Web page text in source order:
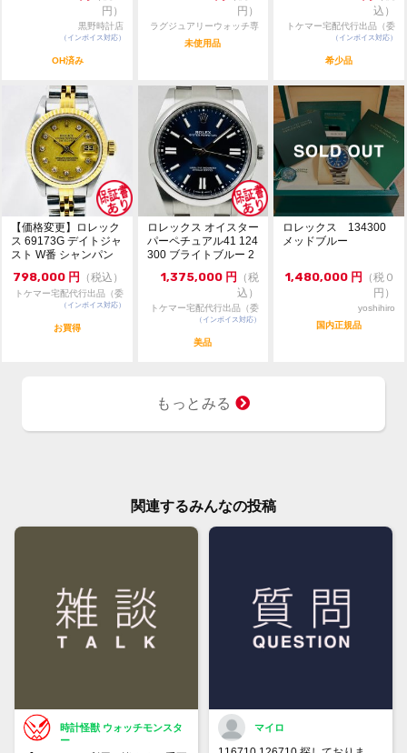
・現金払い（銀行振込）のみ受付可能。
・通信販売限定商品の為、実物確認や店舗へのお取寄せ
は出来かねます。
・価格交渉やお問合せは『出品者へ質問する』タブより
・価格交渉の際は必ずご希望金額をご提示ください。金
額のご提示のない質問には返答致しません。
・専用出品・取置は出来かねます。先着順にてご注文を
受付致します。
・一般のお客様からの委託商品でございます。お問合せ
等は依頼者様に確認後にご返答致します。
円）
黒野時計店
（インボイス対応）
OH済み
円）
ラグジュアリーウォッチ専
門店：R/M
未使用品
込）
トケマー宅配代行出品（委
託販売）
（インボイス対応）
希少品
【価格変更】ロレック
ス 69173G デイトジャ
スト W番 シャンパン
798,000 円 （税込）
トケマー宅配代行出品（委
託販売）
（インボイス対応）
お買得
ロレックス オイスター
パーペチュアル41 124
300 ブライトブルー 2
1,375,000 円 （税
込）
トケマー宅配代行出品（委
託販売）
（インボイス対応）
美品
ロレックス 134300
メッドブルー
1,480,000 円 （税０
円）
yoshihiro
国内正規品
もっとみる
関連するみんなの投稿
時計怪獣 ウォッチモンスタ
ー
マイロ